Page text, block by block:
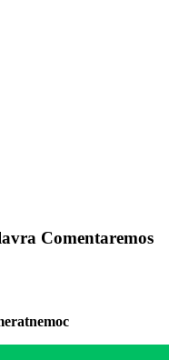
Comentaremos